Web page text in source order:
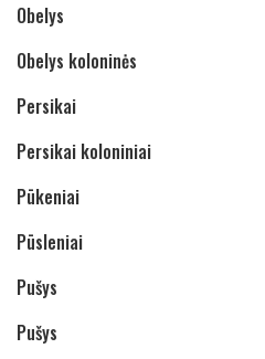
Obelys
Obelys koloninės
Persikai
Persikai koloniniai
Pūkeniai
Pūsleniai
Pušys
Pušys